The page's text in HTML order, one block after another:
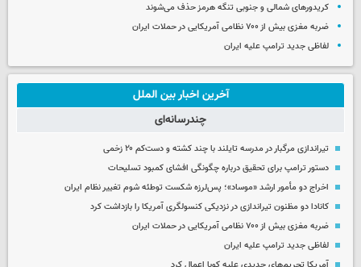
کریدورهای شمالی و جنوبی تنگه هرمز حذف می‌شوند
ضربه مغزی بیش از ۷۰۰ نظامی آمریکایی در حملات ایران
لفاظی جدید ترامپ علیه ایران
آخرین اخبار بین الملل
چندرسانه‌ای
تیراندازی مرگبار در مدرسه‌ تایلند با چند کشته و دست‌کم ۲۰ زخمی
دستور ترامپ برای تحقیق درباره چگونگی افشای کمبود تسلیحات
اخراج دو مأمور ارشد «موساد»؛ پس‌لرزه شکست توطئه شوم تغییر نظام ایران
کانادا دو مظنون تیراندازی در نزدیکی کنسولگری آمریکا را بازداشت کرد
ضربه مغزی بیش از ۷۰۰ نظامی آمریکایی در حملات ایران
لفاظی جدید ترامپ علیه ایران